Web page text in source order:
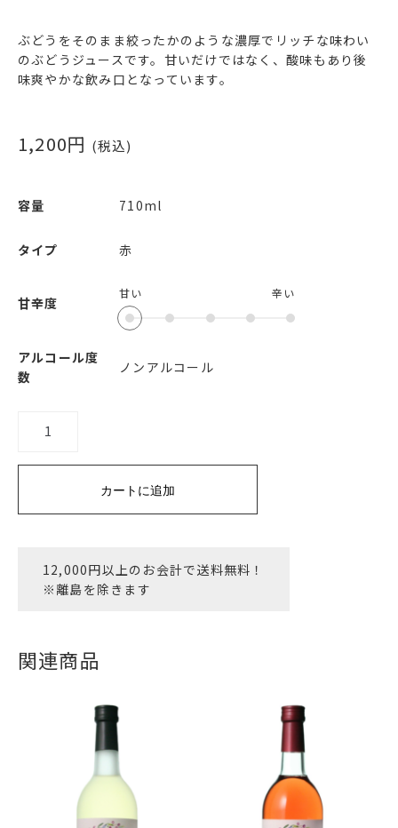
ぶどうをそのまま絞ったかのような濃厚でリッチな味わい
のぶどうジュースです。甘いだけではなく、酸味もあり後
味爽やかな飲み口となっています。
1,200円 (税込)
容量 710ml
タイプ 赤
甘辛度
甘い 辛い
アルコール度
数
ノンアルコール
カートに追加
12,000円以上のお会計で送料無料！
※離島を除きます
関連商品